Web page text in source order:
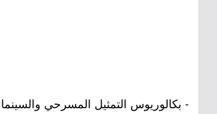
- بكالوريوس التمثيل المسرحي